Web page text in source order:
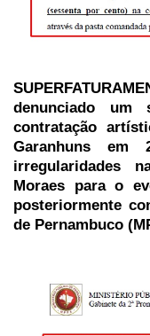
denunciado um
contratação
Garanhuns em
irregularidades
Moraes para o
posteriormente
de Pernambuco